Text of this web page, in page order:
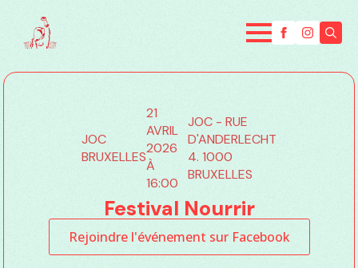
for:
JOC
BRUXELLES
21
AVRIL
2026
À
16:00
JOC - RUE
D'ANDERLECHT
4. 1000
BRUXELLES
Festival Nourrir
Rejoindre l'événement sur Facebook